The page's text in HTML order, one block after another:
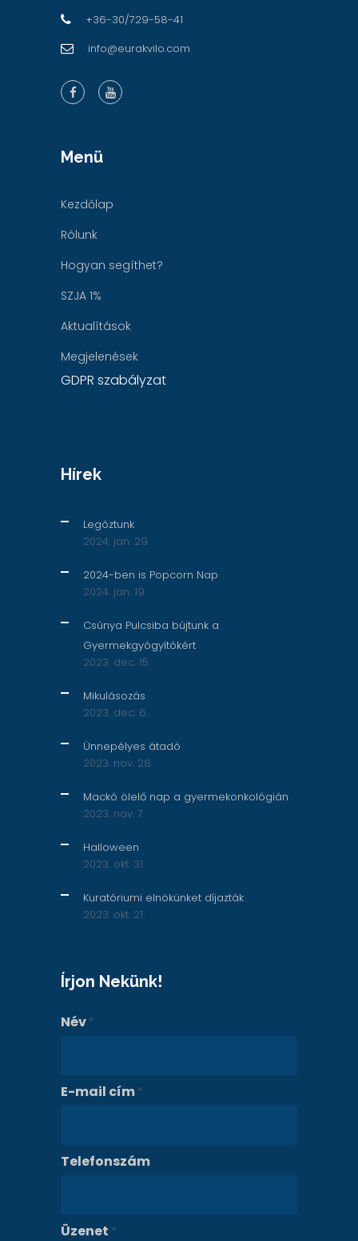
+36-30/729-58-41
info@eurakvilo.com
Menü
Kezdőlap
Rólunk
Hogyan segíthet?
SZJA 1%
Aktualítások
Megjelenések
GDPR szabályzat
Hírek
Legóztunk
2024. jan. 29.
2024-ben is Popcorn Nap
2024. jan. 19.
Csúnya Pulcsiba bújtunk a
Gyermekgyógyítókért
2023. dec. 15.
Mikulásozás
2023. dec. 6.
Ünnepélyes átadó
2023. nov. 28.
Mackó ölelő nap a gyermekonkológián
2023. nov. 7.
Halloween
2023. okt. 31.
Kuratóriumi elnökünket díjazták
2023. okt. 21.
Írjon Nekünk!
Név *
E-mail cím *
Telefonszám
Üzenet *